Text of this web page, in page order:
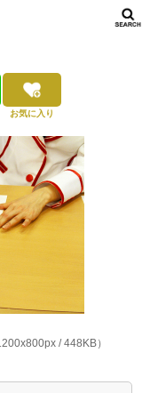
お気に入り
/ 448KB）